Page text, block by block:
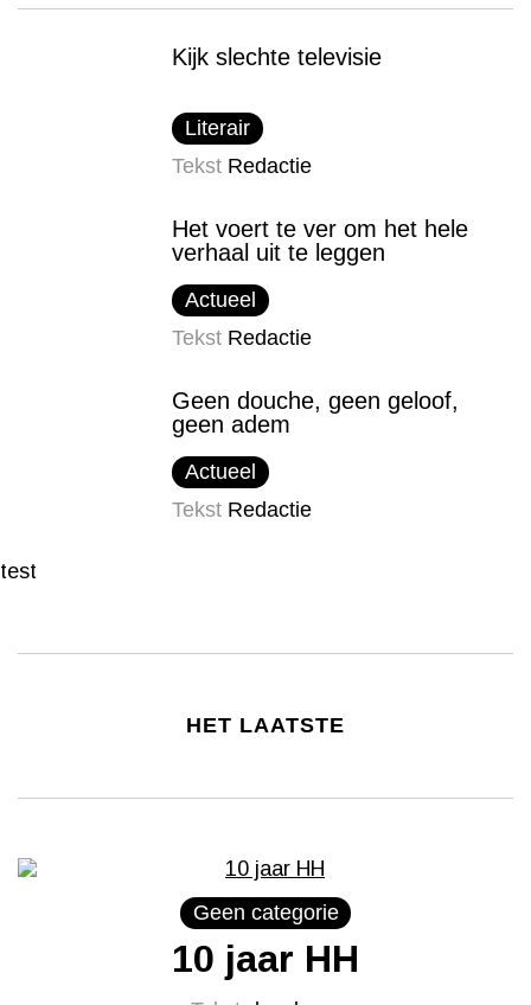
Kijk slechte televisie
Literair
Tekst Redactie
Het voert te ver om het hele
verhaal uit te leggen
Actueel
Tekst Redactie
Geen douche, geen geloof,
geen adem
Actueel
Tekst Redactie
test
HET LAATSTE
Geen categorie
10 jaar HH